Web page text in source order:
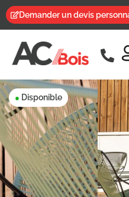
Demander un devis
● Disponible